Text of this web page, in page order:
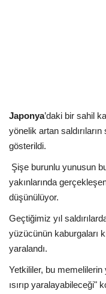
Japonya’daki bir sahil
yönelik artan
gösterildi.
Şişe burunlu yunusun
yakınlarında
düşünülüyor.
Geçtiğimiz yıl
yüzücünün kaburgaları
yaralandı.
Yetkililer, bu memelilerin
ısırıp yaralayabileceği"